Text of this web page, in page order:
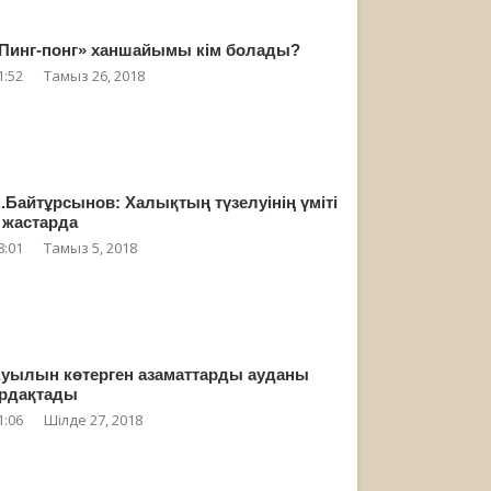
понг» ханшайымы кім болады?
Тамыз 26, 2018
Халықтың түзелуінің үміті
жастарда
Тамыз 5, 2018
көтерген азаматтарды ауданы
Шілде 27, 2018